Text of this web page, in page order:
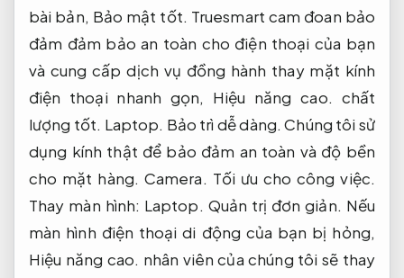
bài bản, Bảo mật tốt. Truesmart cam đoan bảo
đảm đảm bảo an toàn cho điện thoại của bạn
và cung cấp dịch vụ đồng hành thay mặt kính
điện thoại nhanh gọn, Hiệu năng cao. chất
lượng tốt. Laptop. Bảo trì dễ dàng. Chúng tôi sử
dụng kính thật để bảo đảm an toàn và độ bền
cho mặt hàng. Camera. Tối ưu cho công việc.
Thay màn hình: Laptop. Quản trị đơn giản. Nếu
màn hình điện thoại di động của bạn bị hỏng,
Hiệu năng cao. nhân viên của chúng tôi sẽ thay